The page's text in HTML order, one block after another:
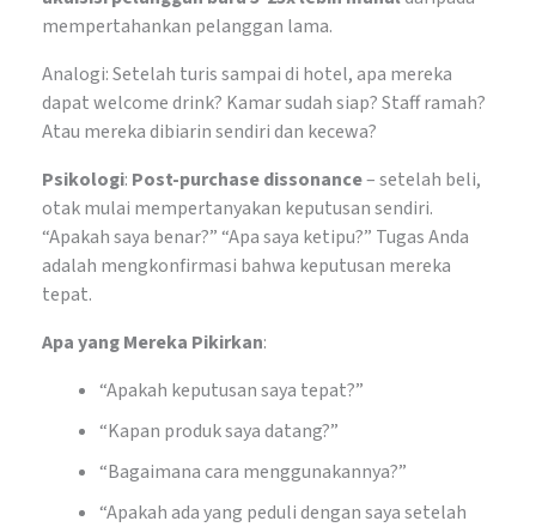
mempertahankan pelanggan lama.
Analogi: Setelah turis sampai di hotel, apa mereka
dapat welcome drink? Kamar sudah siap? Staff ramah?
Atau mereka dibiarin sendiri dan kecewa?
Psikologi: Post-purchase dissonance– setelah beli,
otak mulai mempertanyakan keputusan sendiri.
“Apakah saya benar?” “Apa saya ketipu?” Tugas Anda
adalah mengkonfirmasi bahwa keputusan mereka
tepat.
Apa yang Mereka Pikirkan:
“Apakah keputusan saya tepat?”
“Kapan produk saya datang?”
“Bagaimana cara menggunakannya?”
“Apakah ada yang peduli dengan saya setelah